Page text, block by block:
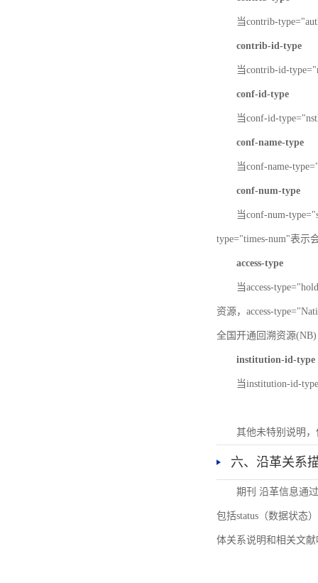
当contrib-
contrib-id-type
当contrib-id-
conf-id-type
当conf-id-
conf-name-type
当conf-name-
conf-num-type
当conf-num-
type="times-num"表示
access-type
当access-
资源，access-
全国开通回溯资源(NB)
institution-id-type
当institution-id-
其他未特别说明
六、沿革关系
期刊 沿革信息通
包括status（数据状态
体关系说明和相关文